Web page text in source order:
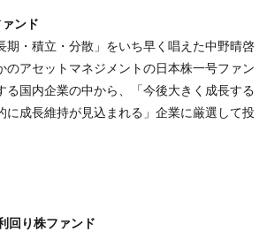
ンド
期・積立・分散」をいち早く唱えた中野晴啓
のアセットマネジメントの日本株一号ファン
る国内企業の中から、「今後大きく成長する
に成長維持が見込まれる」企業に厳選して投
回り株ファンド